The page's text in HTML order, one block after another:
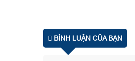
BÌNH LUẬN CỦA BẠN